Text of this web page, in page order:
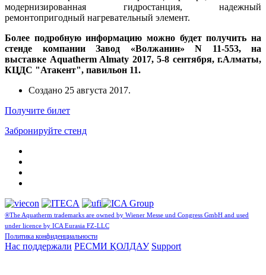
модернизированная гидростанция, надежный
ремонтопригодный нагревательный элемент.
Более подробную информацию можно будет получить на
стенде компании Завод «Волжанин» N 11-553, на
выставке Aquatherm Almaty 2017, 5-8 сентября, г.Алматы,
КЦДС "Атакент", павильон 11.
Создано 25 августа 2017.
Получите билет
Забронируйте стенд
®The Aquatherm trademarks are owned by Wiener Messe und Congress GmbH and used
under licence by ICA Eurasia FZ-LLC
Политика конфиденциальности
Нас поддержали РЕСМИ ҚОЛДАУ Support